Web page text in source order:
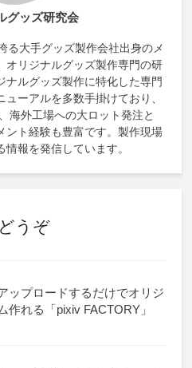
グッズ研究会
る大手グッズ製作会社出身のメ
オリジナルグッズ製作専門の研
ナルグッズ製作に特化した専門
ーアルを多数手掛けており、
海外工場への大ロット発注と
ント経験も豊富です。製作現場
報を発信しています。
うぞ
ップロードするだけでオリジ
作れる「pixiv FACTORY」